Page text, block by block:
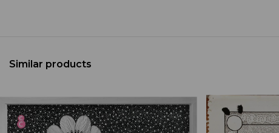
Similar products